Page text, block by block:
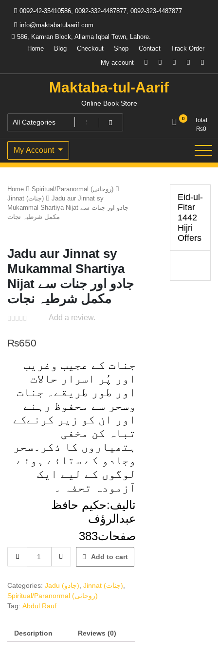
content
0092-42-35410586, 0092-332-4487877, 0092-323-4487877
info@maktabatulaarif.com
586, Kamran Block, Allama Iqbal Town, Lahore.
Home
Blog Checkout Shop Contact
Track Order
My account
Maktaba-tul-Aarif
Online Book Store
0
Total
₨0
My Account
Home
Spiritual/Paranormal (روحانی)
Jinnat (جنات)
Jadu aur Jinnat sy
Mukammal Shartiya Nijat جادو اور جنات سے
مکمل شرطیہ نجات
Jadu aur Jinnat sy
Mukammal Shartiya
Nijat جادو اور جنات سے
مکمل شرطیہ نجات
Add a review.
₨650
جنات کے عجیب وغریب
اور پُر اسرار حالات
اور طور طریقے۔ جنات
وسحر سے محفوظ رہنے
اور ان کو زیر کرنےکے
تباہ کن مخفی
ہتھیاروں کا ذکر۔سحر
وجادو کے ستائے ہوئے
لوگوں کے لیے ایک
آزمودہ تحفہ ۔
تالیف:حکیم حافظ
عبدالرؤف
صفحات383
sy
Mukammal
Shartiya
اور
جنات
Add to cart
Categories: Jadu (جادو) Jinnat (جنات)
Spiritual/Paranormal (روحانی)
Tag: Abdul Rauf
Description Reviews (0)
Eid-ul-
Fitar
1442
Hijri
Offers